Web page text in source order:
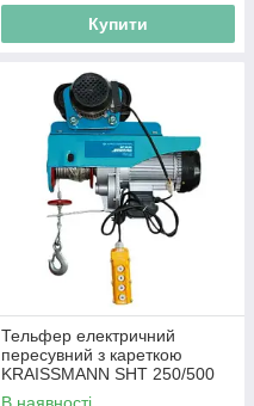
Купити
Тельфер електричний
пересувний з кареткою
KRAISSMANN SHT 250/500
вантажопідйомністю до 500